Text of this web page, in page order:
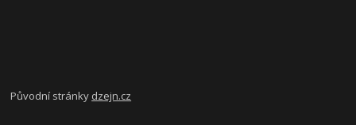
Původní stránky dzejn.cz